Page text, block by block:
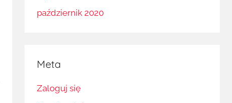
październik 2020
Meta
Zaloguj się